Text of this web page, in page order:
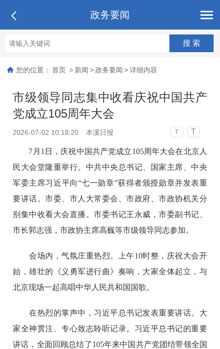
政务要闻
您的位置： 首页 > 新闻 > 政务要闻 > 详细内容
市级领导同志集中收看庆祝中国共产
党成立105周年大会
2026-07-02 10:18:20 本溪日报 T T
7月1日，庆祝中国共产党成立105周年大会在北京人
民大会堂隆重举行。中共中央总书记、国家主席、中央
军委主席习近平向“七一勋章”获得者颁授勋章并发表重
要讲话。市委、市人大常委会、市政府、市政协机关分
别集中收看大会直播。市委书记王永威，市委副书记、
市长郭志强，市政协主席高巍等市级领导同志参加。
会场内，气氛庄重热烈。上午10时整，庆祝大会开
始，雄壮的《义勇军进行曲》奏响，大家全体起立，与
北京现场一起高唱中华人民共和国国歌。
在热烈的掌声中，习近平总书记发表重要讲话。大
家全神贯注、专心致志聆听记录。习近平总书记的重要
讲话，全面回顾总结了105年来中国共产党团结带领全国